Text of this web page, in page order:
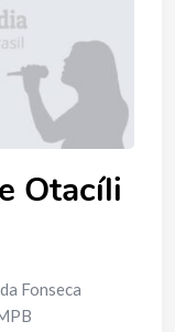
Otacíli
Fonseca